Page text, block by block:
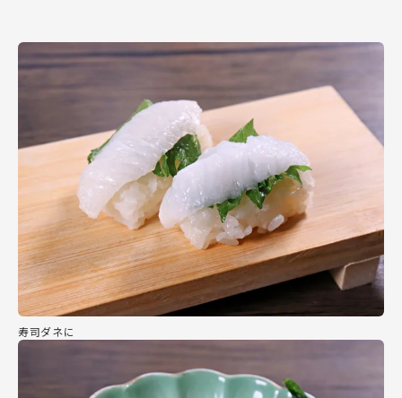
寿司ダネに